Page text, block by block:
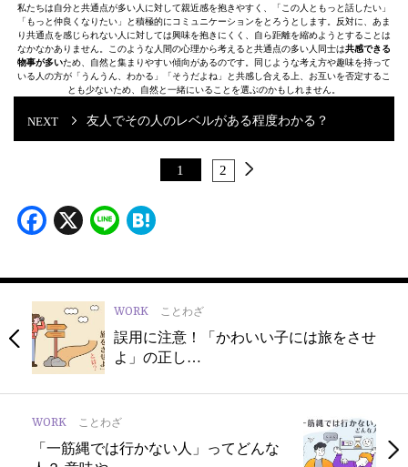
私たちは自分と共通点が多い人に対して親近感を抱きやすく、「この人ともっと話したい」
「もっと仲良くなりたい」と積極的にコミュニケーションをとろうとします。反対に、あま
り共通点を感じられない人に対しては興味を抱きにくく、自ら距離を縮めようとすることは
なかなかありません。このような人間の心理から考えると共通点の多い人同士は共感できる
物事が多いため、自然と集まりやすい傾向があるのです。同じような考え方や趣味を持って
いる人の方が「うんうん、わかる」「そうだよね」と共感し合える上、お互いを否定するこ
とも少ないため、自然と一緒にいることを選ぶのかもしれません。
友人でその人のレベルがある程度わかる？
1 2
Facebook
X Line
WORK ことわざ
誤用に注意！「かわいい子には旅をさせ
よ」の正し…
WORK ことわざ
「一筋縄では行かない人」ってどんな